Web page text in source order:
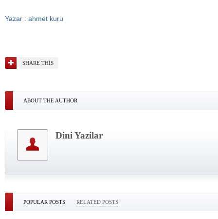
Yazar : ahmet kuru
SHARE THIS
ABOUT THE AUTHOR
Dini Yazilar
POPULAR POSTS RELATED POSTS